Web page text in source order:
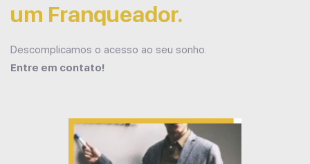
um Franqueador.
Descomplicamos o acesso ao seu sonho.
Entre em contato!